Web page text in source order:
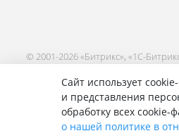
Сайт использует
и представления
обработку всех cookie-
о нашей политике в
© 2001-2026 «Битрикс», «1С-